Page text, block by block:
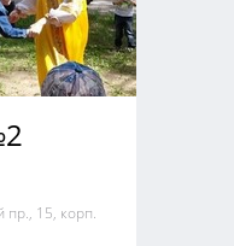
15, корп.